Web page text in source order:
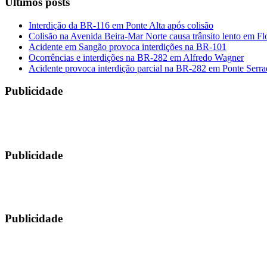
Interdição da BR-116 em Ponte Alta após colisão
Colisão na Avenida Beira-Mar Norte causa trânsito lento em
Acidente em Sangão provoca interdições na BR-101
Ocorrências e interdições na BR-282 em Alfredo Wagner
Acidente provoca interdição parcial na BR-282 em Ponte
Publicidade
Publicidade
Publicidade